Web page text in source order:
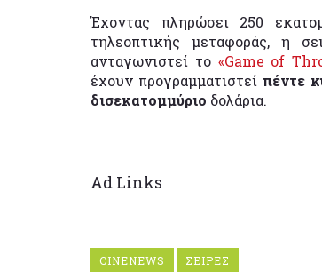
Έχοντας πληρώσει 250
τηλεοπτικής μεταφοράς, η
ανταγωνιστεί το «Game of
έχουν προγραμματιστεί πέντε
δισεκατομμύριο δολάρια.
Ad Links
CINENEWS ΣΕΙΡΕΣ